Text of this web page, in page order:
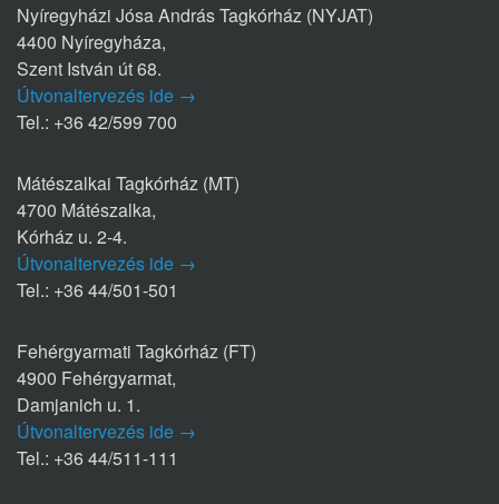
Nyíregyházi Jósa András Tagkórház (NYJAT)
4400 Nyíregyháza,
Szent István út 68.
Útvonaltervezés ide →
Tel.: +36 42/599 700
Mátészalkai Tagkórház (MT)
4700 Mátészalka,
Kórház u. 2-4.
Útvonaltervezés ide →
Tel.: +36 44/501-501
Fehérgyarmati Tagkórház (FT)
4900 Fehérgyarmat,
Damjanich u. 1.
Útvonaltervezés ide →
Tel.: +36 44/511-111